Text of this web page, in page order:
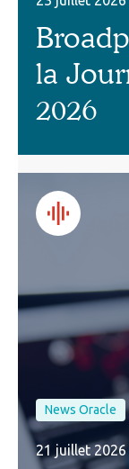
la
2026
News Oracle
21 juillet 2026